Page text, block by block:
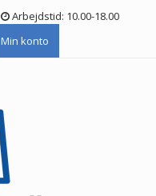
Arbejdstid: 10.00-18.00
Min konto